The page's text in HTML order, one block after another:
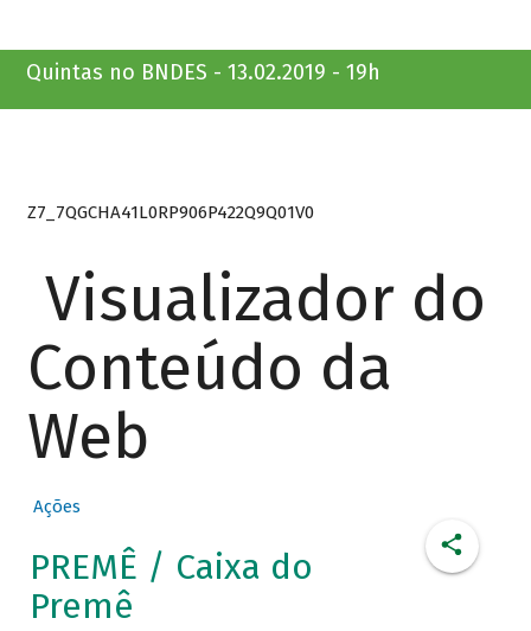
Quintas no BNDES - 13.02.2019 - 19h
Z7_7QGCHA41L0RP906P422Q9Q01V0
Visualizador do
Conteúdo da
Web
Ações
PREMÊ / Caixa do
Premê